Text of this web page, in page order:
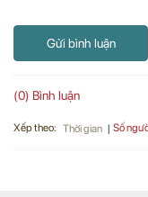
Gửi bình luận
(0) Bình luận
Xếp theo: Thời gian Số